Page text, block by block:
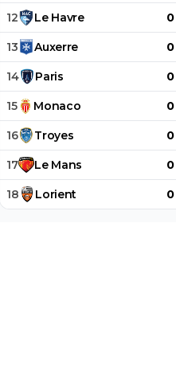
12 Le Havre 0
13 Auxerre 0
14 Paris 0
15 Monaco 0
16 Troyes 0
17 Le Mans 0
18 Lorient 0